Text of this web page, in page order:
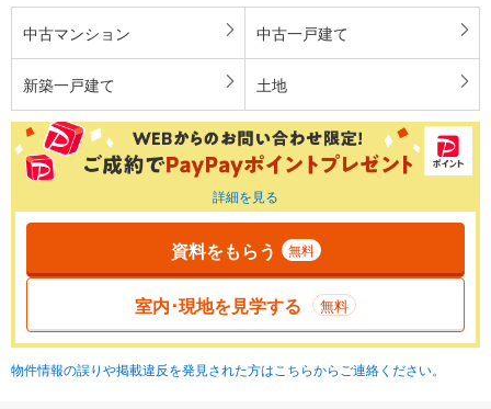
中古マンション 中古一戸建て
新築一戸建て 土地
詳細を見る
資料をもらう 無料
室内･現地を見学する 無料
物件情報の誤りや掲載違反を発見された方はこちらからご連絡ください。